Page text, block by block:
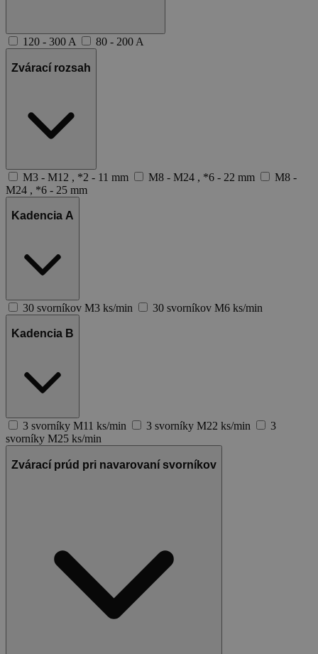
120 - 300 A 80 - 200 A
Zvárací rozsah
M3 - M12 , *2 - 11 mm M8 - M24 , *6 - 22 mm
M8 -
M24 , *6 - 25 mm
Kadencia A
30 svorníkov M3 ks/min 30 svorníkov M6 ks/min
Kadencia B
3 svorníky M11 ks/min 3 svorníky M22 ks/min
3
svorníky M25 ks/min
Zvárací prúd pri navarovaní svorníkov